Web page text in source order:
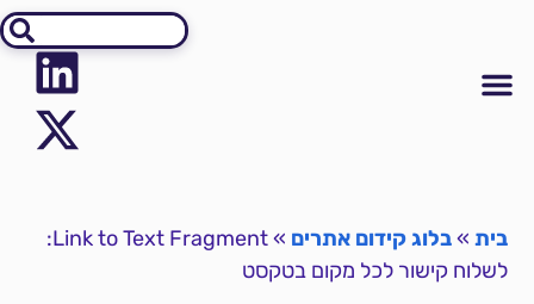
בית »בלוג קידום אתרים »
Link to Text Fragment:
לשלוח קישור לכל מקום בטקסט